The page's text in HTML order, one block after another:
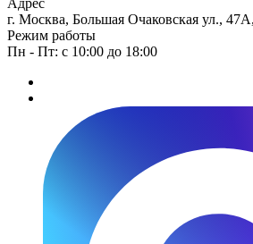
Адрес
г. Москва, Большая Очаковская ул.,
Режим работы
Пн - Пт: с 10:00 до 18:00